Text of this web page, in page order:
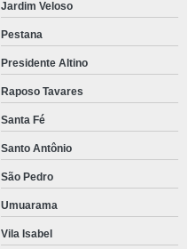
Jardim Veloso
Pestana
Presidente Altino
Raposo Tavares
Santa Fé
Santo Antônio
São Pedro
Umuarama
Vila Isabel